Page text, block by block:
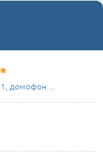
домофон ...